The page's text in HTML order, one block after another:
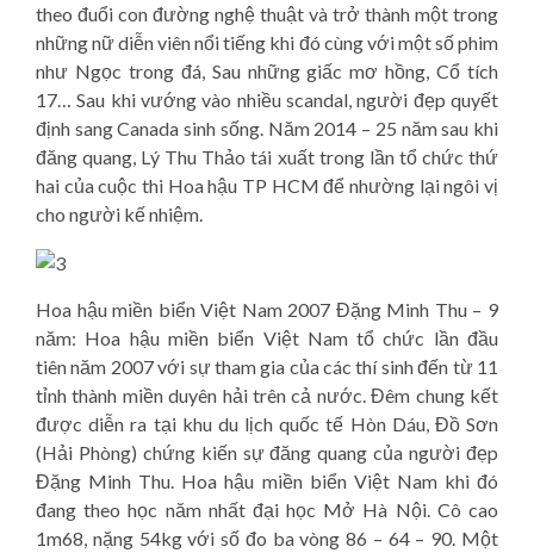
theo đuổi con đường nghệ thuật và trở thành một trong
những nữ diễn viên nổi tiếng khi đó cùng với một số phim
như Ngọc trong đá, Sau những giấc mơ hồng, Cổ tích
17… Sau khi vướng vào nhiều scandal, người đẹp quyết
định sang Canada sinh sống. Năm 2014 – 25 năm sau khi
đăng quang, Lý Thu Thảo tái xuất trong lần tổ chức thứ
hai của cuộc thi Hoa hậu TP HCM để nhường lại ngôi vị
cho người kế nhiệm.
Hoa hậu miền biển Việt Nam 2007 Đặng Minh Thu – 9
năm: Hoa hậu miền biển Việt Nam tổ chức lần đầu
tiên năm 2007 với sự tham gia của các thí sinh đến từ 11
tỉnh thành miền duyên hải trên cả nước. Đêm chung kết
được diễn ra tại khu du lịch quốc tế Hòn Dáu, Đồ Sơn
(Hải Phòng) chứng kiến sự đăng quang của người đẹp
Đặng Minh Thu. Hoa hậu miền biển Việt Nam khi đó
đang theo học năm nhất đại học Mở Hà Nội. Cô cao
1m68, nặng 54kg với số đo ba vòng 86 – 64 – 90. Một